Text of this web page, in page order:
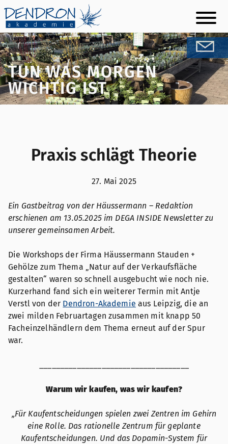
Skip
to
content
TUN WAS MORGEN
WICHTIG IST
Praxis schlägt Theorie
27. Mai 2025
Ein Gastbeitrag von der Häussermann – Redaktion
erschienen am 13.05.2025 im DEGA INSIDE Newsletter zu
unserer gemeinsamen Arbeit.
Die Workshops der Firma Häussermann Stauden +
Gehölze zum Thema „Natur auf der Verkaufsfläche
gestalten“ waren so schnell ausgebucht wie noch nie.
Kurzerhand fand sich ein weiterer Termin mit Antje
Verstl von der Dendron-Akademie aus Leipzig, die an
zwei milden Februartagen zusammen mit knapp 50
Facheinzelhändlern dem Thema erneut auf der Spur
war.
Warum wir kaufen, was wir kaufen?
„Für Kaufentscheidungen spielen zwei Zentren im Gehirn
eine Rolle. Das rationelle Zentrum für geplante
Kaufentscheidungen. Und das Dopamin-System für